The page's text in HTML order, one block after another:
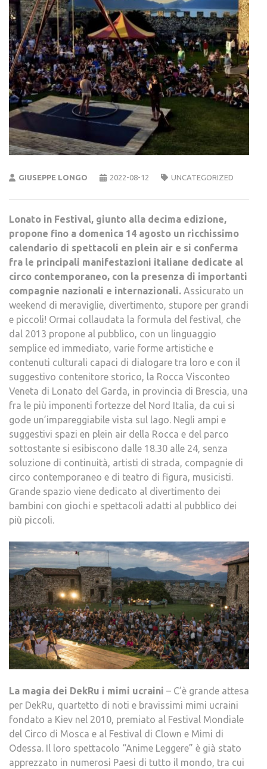
GIUSEPPE LONGO 2022-08-12 UNCATEGORIZED
Lonato in Festival, giunto alla decima edizione,
propone fino a domenica 14 agosto un ricchissimo
calendario di spettacoli en plein air e si conferma
fra le principali manifestazioni italiane dedicate al
circo contemporaneo, con la presenza di importanti
compagnie nazionali e internazionali. Assicurato un
weekend di meraviglie, divertimento, stupore per grandi
e piccoli! Ormai collaudata la formula del festival, che
dal 2013 propone al pubblico, con un linguaggio
semplice ed immediato, varie forme artistiche e
contenuti culturali capaci di dialogare tra loro e con il
suggestivo contenitore storico, la Rocca Visconteo
Veneta di Lonato del Garda, in provincia di Brescia, una
fra le più imponenti fortezze del Nord Italia, da cui si
gode un’impareggiabile vista sul lago. Negli ampi e
suggestivi spazi en plein air della Rocca e del parco
sottostante si esibiscono dalle 18.30 alle 24, senza
soluzione di continuità, artisti di strada, compagnie di
circo contemporaneo e di teatro di figura, musicisti.
Grande spazio viene dedicato al divertimento dei
bambini con giochi e spettacoli adatti al pubblico dei
più piccoli.
La magia dei DekRu i mimi ucraini – C’è grande attesa
per DekRu, quartetto di noti e bravissimi mimi ucraini
fondato a Kiev nel 2010, premiato al Festival Mondiale
del Circo di Mosca e al Festival di Clown e Mimi di
Odessa. Il loro spettacolo “Anime Leggere” è già stato
apprezzato in numerosi Paesi di tutto il mondo, tra cui